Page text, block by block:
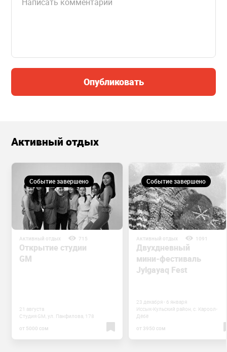
Опубликовать
Активный отдых
Событие завершено
Активный отдых 715
Открытие студии
GM
21 августа
Студия GM, ул. Панфилова, 178
от 5000 сом
Событие завершено
Активный отдых 1091
Двухдневный
мини-фестиваль
Jylgayaq Fest
23 декабря - 6 января
Иссык-Кульский район, с. Кароол-
Дёбё
от 3950 сом